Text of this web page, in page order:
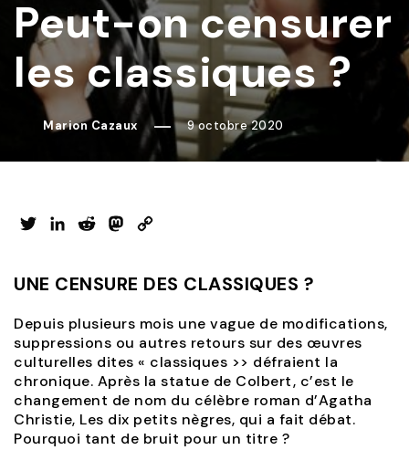
Peut-on censurer
les classiques ?
Marion Cazaux 9 octobre 2020
TwitterLinkedInRedditMastodon
UNE CENSURE DES CLASSIQUES ?
Depuis plusieurs mois une vague de modifications,
suppressions ou autres retours sur des œuvres
culturelles dites « classiques >> défraient la
chronique. Après la statue de Colbert, c’est le
changement de nom du célèbre roman d’Agatha
Christie, Les dix petits nègres, qui a fait débat.
Pourquoi tant de bruit pour un titre ?